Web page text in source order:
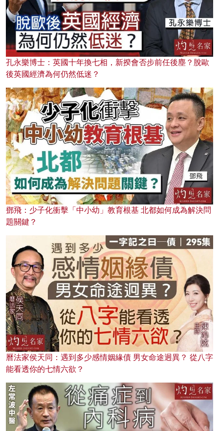
孔永樂博士：英國十年換七相，新揆會否步前任後塵？脫歐
後英國經濟為何仍然低迷？
鄧飛：少子化衝擊「中小幼」教育根基 北都如何成為解決問
題關鍵？
曆法家侯天同：遇到多少感情姻緣債 男女命途迥異？ 從八字
能看透你的七情六欲？